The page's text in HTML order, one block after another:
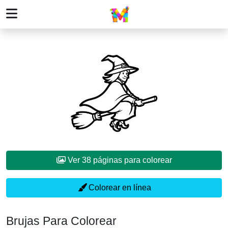
Ver 38 páginas para colorear
Colorear en línea
Brujas Para Colorear